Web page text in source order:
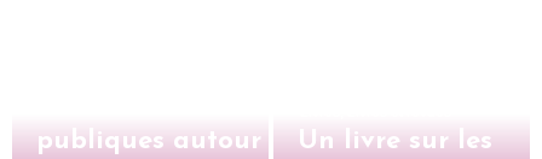
publiques autour
Un livre sur les